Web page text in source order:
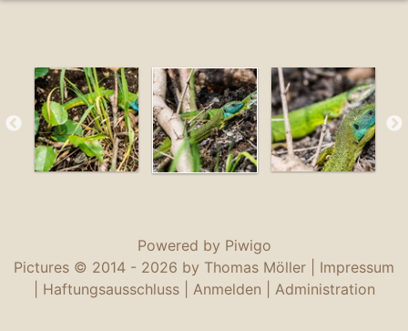
Powered by Piwigo
Pictures © 2014 - 2026 by Thomas Möller | Impressum
Haftungsausschluss| Anmelden Administration